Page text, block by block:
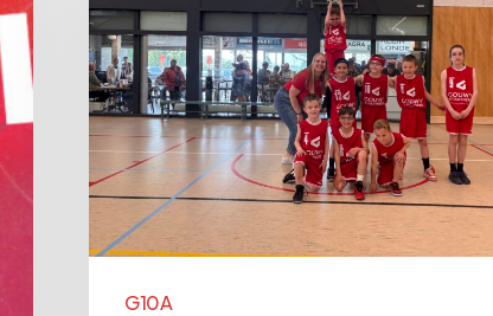
1-
1
G10A